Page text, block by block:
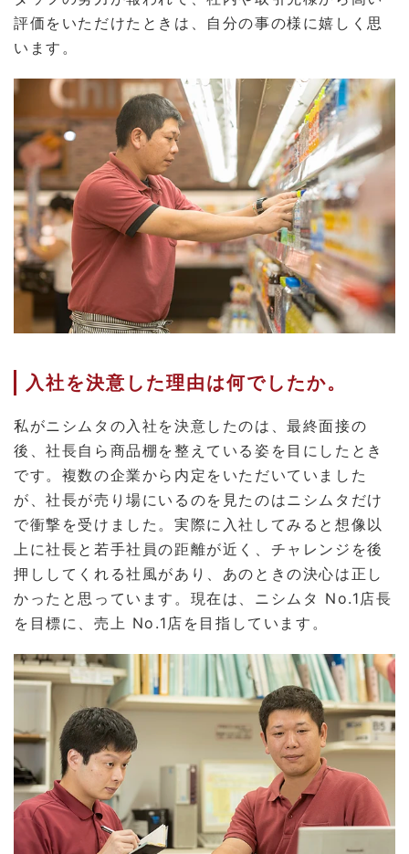
評価をいただけたときは、自分の事の様に嬉しく思
います。
入社を決意した理由は何でしたか。
私がニシムタの入社を決意したのは、最終面接の
後、社長自ら商品棚を整えている姿を目にしたとき
です。複数の企業から内定をいただいていました
が、社長が売り場にいるのを見たのはニシムタだけ
で衝撃を受けました。実際に入社してみると想像以
上に社長と若手社員の距離が近く、チャレンジを後
押ししてくれる社風があり、あのときの決心は正し
かったと思っています。現在は、ニシムタ No.1店長
を目標に、売上 No.1店を目指しています。